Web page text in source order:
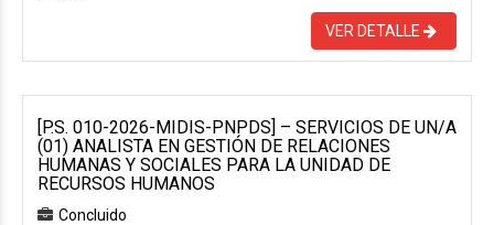
VER DETALLE
[P.S. 010-2026-MIDIS-PNPDS] – SERVICIOS DE UN/A
(01) ANALISTA EN GESTIÓN DE RELACIONES
HUMANAS Y SOCIALES PARA LA UNIDAD DE
RECURSOS HUMANOS
Concluido